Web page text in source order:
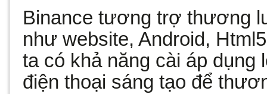
Binance tương trợ thương
như website, Android,
ta có khả năng cài áp dụng
điện thoại sáng tạo để